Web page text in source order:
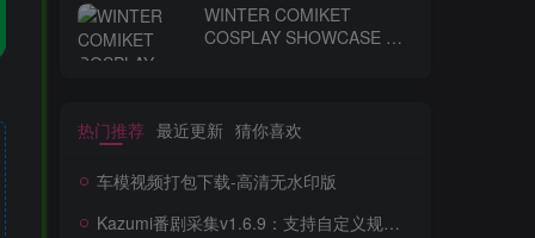
WINTER COMIKET
COSPLAY SHOWCASE コ
热门推荐 最近更新 猜你喜欢
车模视频打包下载-高清无水印版
Kazumi番剧采集v1.6.9：支持自定义规则+在线观看+弹幕，跨平台下载